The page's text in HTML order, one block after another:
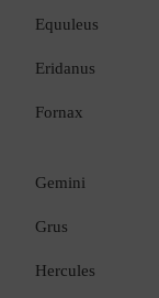
Equuleus
Eridanus
Fornax
Gemini
Grus
Hercules